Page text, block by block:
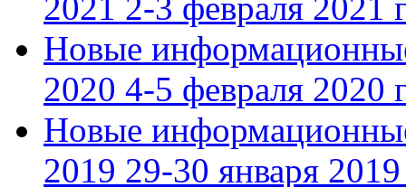
2021 2-3 февраля 2021
Новые
2020 4-5 февраля 2020
Новые
2019 29-30 января 2019